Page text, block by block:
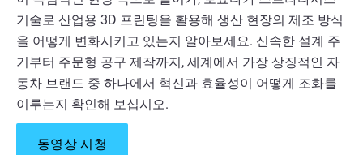
기술로 산업용 3D 프린팅을 활용해 생산 현장의 제조 방식
을 어떻게 변화시키고 있는지 알아보세요. 신속한 설계 주
기부터 주문형 공구 제작까지, 세계에서 가장 상징적인 자
동차 브랜드 중 하나에서 혁신과 효율성이 어떻게 조화를
이루는지 확인해 보십시오.
동영상 시청